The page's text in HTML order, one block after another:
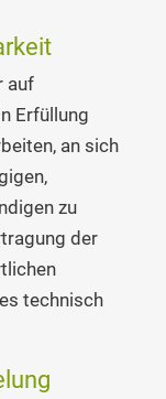
auf
Erfüllung
an sich
zu
der
technisch